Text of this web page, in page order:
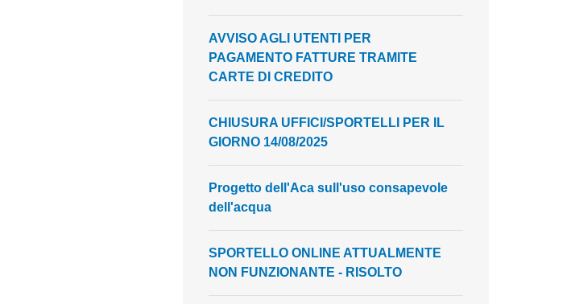
AVVISO AGLI UTENTI PER
PAGAMENTO FATTURE TRAMITE
CARTE DI CREDITO
CHIUSURA UFFICI/SPORTELLI PER IL
GIORNO 14/08/2025
Progetto dell'Aca sull'uso consapevole
dell'acqua
SPORTELLO ONLINE ATTUALMENTE
NON FUNZIONANTE - RISOLTO